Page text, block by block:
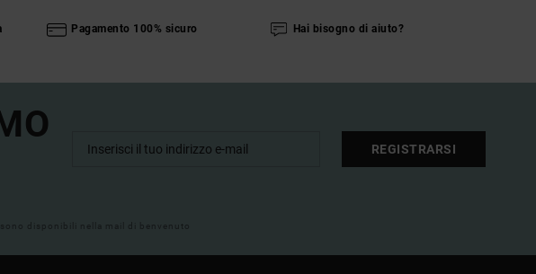
Pagamento 100% sicuro Hai bisogno di aiuto?
REGISTRARSI
disponibili nella mail di benvenuto